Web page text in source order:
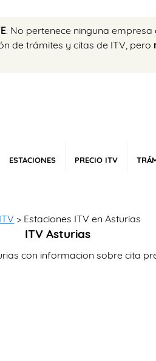
. No pertenece ninguna empresa
de trámites y citas de ITV, pero
ESTACIONES PRECIO ITV
> Estaciones ITV en Asturias
ITV Asturias
con informacion sobre cita